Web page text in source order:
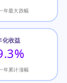
年最大跌幅
化收益
年累计涨幅